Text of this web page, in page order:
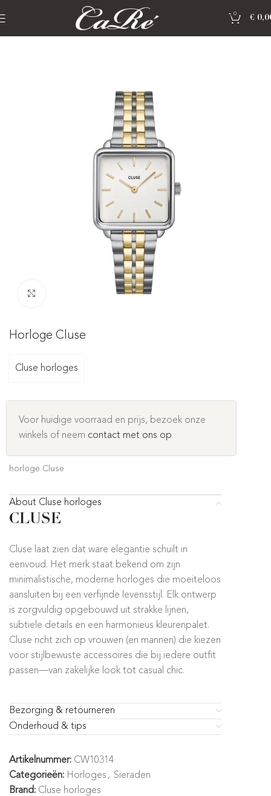
0
€
Horloge Cluse
Horloge Cluse
Cluse horloges
Voor huidige voorraad en prijs, bezoek onze
winkels of neem contact met ons op
horloge Cluse
About Cluse horloges
CLUSE
Cluse laat zien dat ware elegantie schuilt in
eenvoud. Het merk staat bekend om zijn
minimalistische, moderne horloges die moeiteloos
aansluiten bij een verfijnde levensstijl. Elk ontwerp
is zorgvuldig opgebouwd uit strakke lijnen,
subtiele details en een harmonieus kleurenpalet.
Cluse richt zich op vrouwen (en mannen) die kiezen
voor stijlbewuste accessoires die bij iedere outfit
passen—van zakelijke look tot casual chic.
Bezorging & retourneren
Onderhoud & tips
Artikelnummer: CW10314
Categorieën: Horloges , Sieraden
Brand: Cluse horloges